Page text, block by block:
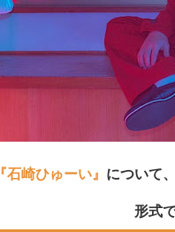
『石崎ひゅーい』 について
形式